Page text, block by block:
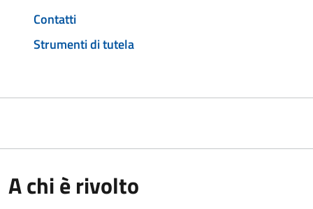
Contatti
Strumenti di tutela
A chi è rivolto